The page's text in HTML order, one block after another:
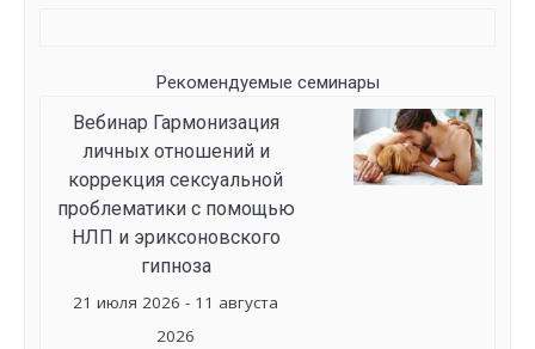
Рекомендуемые семинары
Вебинар Гармонизация
личных отношений и
коррекция сексуальной
проблематики с помощью
НЛП и эриксоновского
гипноза
21 июля 2026 - 11 августа
2026